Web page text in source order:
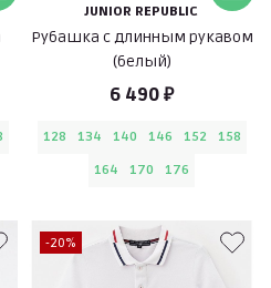
JUNIOR REPUBLIC
Рубашка с длинным рукавом
(белый)
6 490 ₽
128 134 140 146 152
158
164
170 176
-20%